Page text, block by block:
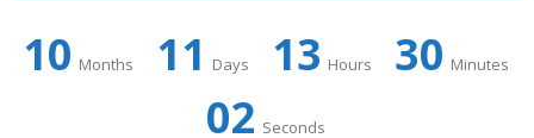
10 Months 11 Days 13 Hours 30 Minutes
02 Seconds